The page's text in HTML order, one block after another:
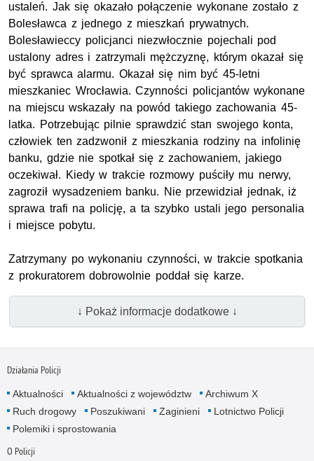
ustaleń. Jak się okazało połączenie wykonane zostało z
Bolesławca z jednego z mieszkań prywatnych.
Bolesławieccy policjanci niezwłocznie pojechali pod
ustalony adres i zatrzymali mężczyznę, którym okazał się
być sprawca alarmu. Okazał się nim być 45-letni
mieszkaniec Wrocławia. Czynności policjantów wykonane
na miejscu wskazały na powód takiego zachowania 45-
latka. Potrzebując pilnie sprawdzić stan swojego konta,
człowiek ten zadzwonił z mieszkania rodziny na infolinię
banku, gdzie nie spotkał się z zachowaniem, jakiego
oczekiwał. Kiedy w trakcie rozmowy puściły mu nerwy,
zagroził wysadzeniem banku. Nie przewidział jednak, iż
sprawa trafi na policję, a ta szybko ustali jego personalia
i miejsce pobytu.
Zatrzymany po wykonaniu czynności, w trakcie spotkania
z prokuratorem dobrowolnie poddał się karze.
↓ Pokaż informacje dodatkowe ↓
Działania Policji
Aktualności Aktualności z województw
Archiwum X
Ruch drogowy
Poszukiwani Zaginieni
Lotnictwo Policji
Polemiki i sprostowania
O Policji